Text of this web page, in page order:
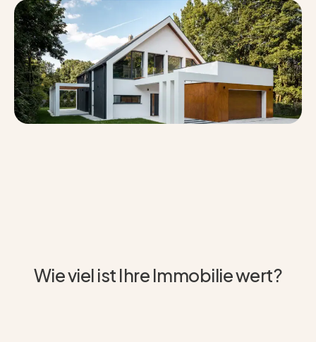
Wie viel ist Ihre Immobilie wert?